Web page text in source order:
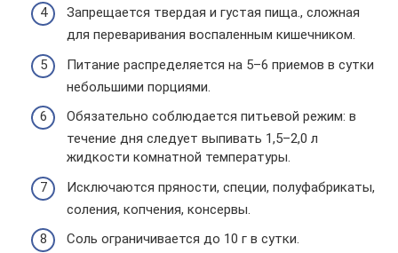
Запрещается твердая и густая пища., сложная
для переваривания воспаленным кишечником.
Питание распределяется на 5–6 приемов в сутки
небольшими порциями.
Обязательно соблюдается питьевой режим: в
течение дня следует выпивать 1,5–2,0 л
жидкости комнатной температуры.
Исключаются пряности, специи, полуфабрикаты,
соления, копчения, консервы.
Соль ограничивается до 10 г в сутки.